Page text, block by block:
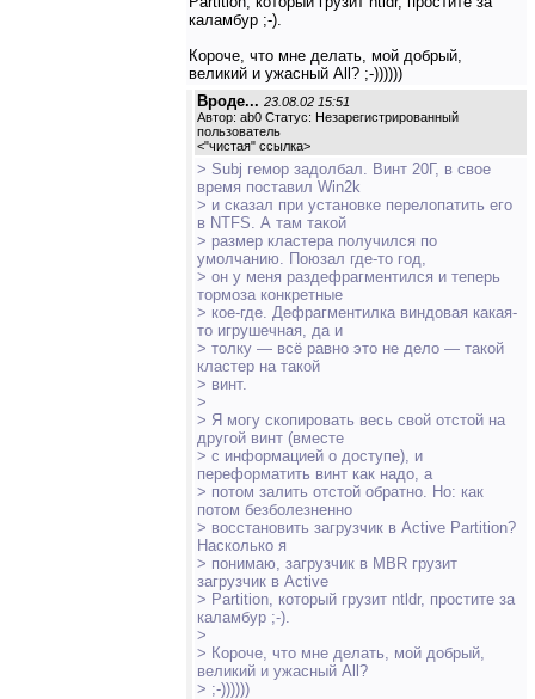
каламбур ;-).
Короче, что мне делать, мой добрый,
великий и ужасный All? ;-))))))
Вроде... 23.08.02 15:51
Автор: ab0 Статус: Незарегистрированный
пользователь
<"чистая" ссылка>
> Subj гемор задолбал. Винт 20Г, в свое
время поставил Win2k
> и сказал при установке перелопатить его
в NTFS. А там такой
> размер кластера получился по
умолчанию. Поюзал где-то год,
> он у меня раздефрагментился и теперь
тормоза конкретные
> кое-где. Дефрагментилка виндовая какая-
то игрушечная, да и
> толку — всё равно это не дело — такой
кластер на такой
> винт.
>
> Я могу скопировать весь свой отстой на
другой винт (вместе
> с информацией о доступе), и
переформатить винт как надо, а
> потом залить отстой обратно. Но: как
потом безболезненно
> восстановить загрузчик в Active Partition?
Насколько я
> понимаю, загрузчик в MBR грузит
загрузчик в Active
> Partition, который грузит ntldr, простите за
каламбур ;-).
>
> Короче, что мне делать, мой добрый,
великий и ужасный All?
> ;-))))))